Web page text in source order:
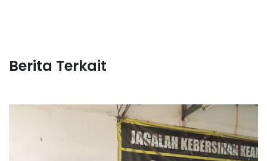
Berita Terkait